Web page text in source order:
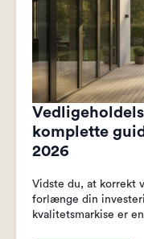
komplette
2026
Vidste du, at korrekt
forlænge din
kvalitetsmarkise er